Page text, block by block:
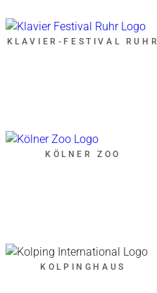
KLAVIER-FESTIVAL RUHR
KÖLNER ZOO
KOLPINGHAUS